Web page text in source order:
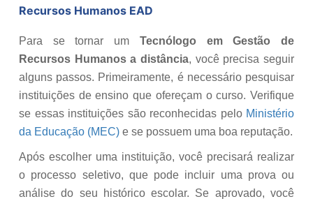
Recursos Humanos EAD
Para se tornar um Tecnólogo em Gestão de
Recursos Humanos a distância, você precisa seguir
alguns passos. Primeiramente, é necessário pesquisar
instituições de ensino que ofereçam o curso. Verifique
se essas instituições são reconhecidas pelo Ministério
da Educação (MEC) e se possuem uma boa reputação.
Após escolher uma instituição, você precisará realizar
o processo seletivo, que pode incluir uma prova ou
análise do seu histórico escolar. Se aprovado, você